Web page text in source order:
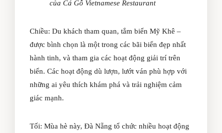
của Cá Gỗ Vietnamese Restaurant
Chiều: Du khách tham quan, tắm biển Mỹ Khê –
được bình chọn là một trong các bãi biển đẹp nhất
hành tinh, và tham gia các hoạt động giải trí trên
biển. Các hoạt động dù lượn, lướt ván phù hợp với
những ai yêu thích khám phá và trải nghiệm cảm
giác mạnh.
Tối: Mùa hè này, Đà Nẵng tổ chức nhiều hoạt động